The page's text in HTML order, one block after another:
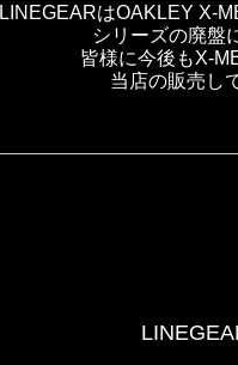
LINEGEARはOAKLEY X-
シリーズの廃盤
皆様に今後もX-
当店の販売し